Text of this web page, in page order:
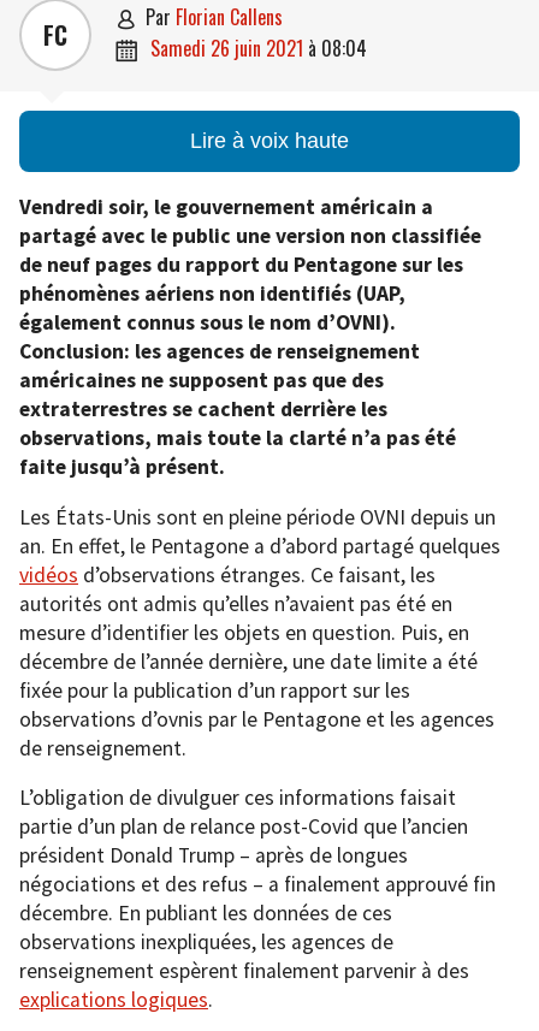
FC  par Florian Callens
 samedi 26 juin 2021 à 08:04
Lire à voix haute
Vendredi soir, le gouvernement américain a
partagé avec le public une version non classifiée
de neuf pages du rapport du Pentagone sur les
phénomènes aériens non identifiés (UAP,
également connus sous le nom d’OVNI).
Conclusion: les agences de renseignement
américaines ne supposent pas que des
extraterrestres se cachent derrière les
observations, mais toute la clarté n’a pas été
faite jusqu’à présent.
Les États-Unis sont en pleine période OVNI depuis un
an. En effet, le Pentagone a d’abord partagé quelques
vidéos d’observations étranges. Ce faisant, les
autorités ont admis qu’elles n’avaient pas été en
mesure d’identifier les objets en question. Puis, en
décembre de l’année dernière, une date limite a été
fixée pour la publication d’un rapport sur les
observations d’ovnis par le Pentagone et les agences
de renseignement.
L’obligation de divulguer ces informations faisait
partie d’un plan de relance post-Covid que l’ancien
président Donald Trump – après de longues
négociations et des refus – a finalement approuvé fin
décembre. En publiant les données de ces
observations inexpliquées, les agences de
renseignement espèrent finalement parvenir à des
explications logiques.